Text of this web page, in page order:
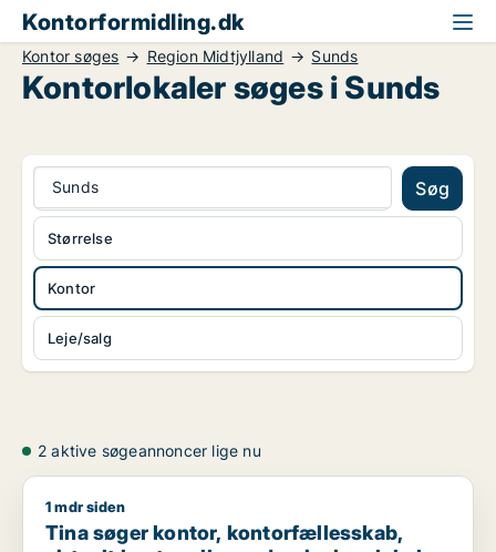
Kontorformidling.dk
Kontor søges Region Midtjylland Sunds
Kontorlokaler søges i Sunds
Sunds Søg
Kontor
Leje/salg
Størrelse
2 aktive søgeannoncer lige nu
Tina søger kontor, kontorfællesskab, virtuelt kontor eller
1 mdr siden
Tina søger kontor, kontorfællesskab,